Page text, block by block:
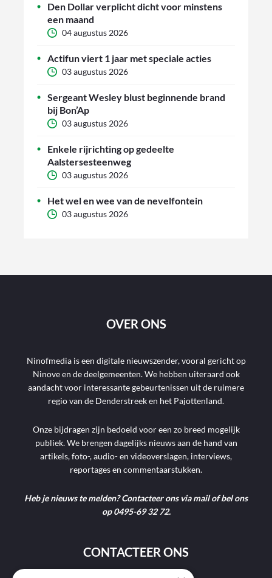
Den Dollar verplicht dicht voor minstens
een maand
04 augustus 2026
Actifun viert 1 jaar met speciale acties
03 augustus 2026
Sergeant Wesley blust beginnende brand
bij Bon’Ap
03 augustus 2026
Enkele rijrichting op gedeelte
Aalstersesteenweg
03 augustus 2026
Het wel en wee van de nevelfontein
03 augustus 2026
OVER ONS
Ninofmedia is een digitale nieuwszender, vooral gericht op
Ninove en de deelgemeenten. We hebben uiteraard ook
aandacht voor interessante gebeurtenissen uit de ruimere
regio van de Denderstreek en het Pajottenland.
Onze bijdragen zijn bedoeld voor een zo breed mogelijk
publiek. We brengen dagelijks nieuws aan de hand van
artikels, foto-, audio- en videoverslagen, interviews,
reportages en commentaarstukken.
Heb je nieuws te melden? Contacteer ons via mail of bel ons
op 0495-69 32 72.
CONTACTEER ONS